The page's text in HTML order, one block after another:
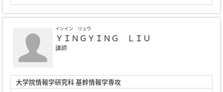
インイン リュウ
ＹＩＮＧＹＩＮＧ ＬＩＵ
講師
大学院情報学研究科 基幹情報学専攻